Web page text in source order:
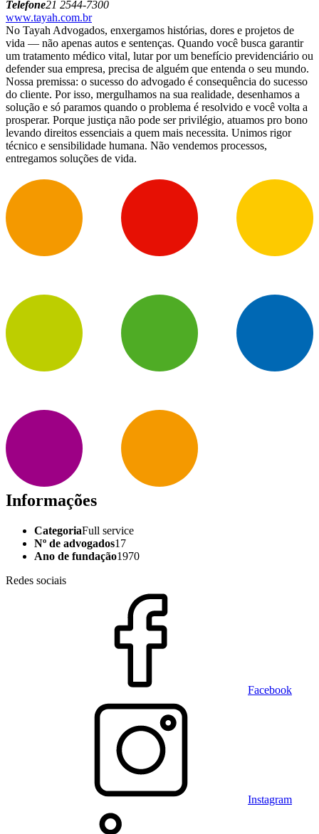
Telefone21 2544-7300
www.tayah.com.br
No Tayah Advogados, enxergamos histórias, dores e projetos de
vida — não apenas autos e sentenças. Quando você busca garantir
um tratamento médico vital, lutar por um benefício previdenciário ou
defender sua empresa, precisa de alguém que entenda o seu mundo.
Nossa premissa: o sucesso do advogado é consequência do sucesso
do cliente. Por isso, mergulhamos na sua realidade, desenhamos a
solução e só paramos quando o problema é resolvido e você volta a
prosperar. Porque justiça não pode ser privilégio, atuamos pro bono
levando direitos essenciais a quem mais necessita. Unimos rigor
técnico e sensibilidade humana. Não vendemos processos,
entregamos soluções de vida.
Informações
CategoriaFull service
Nº de advogados17
Ano de fundação1970
Redes sociais
Facebook
Instagram